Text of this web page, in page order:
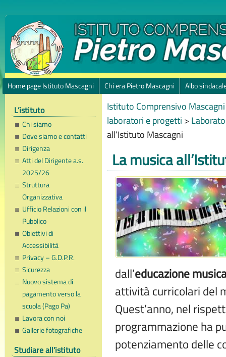
Home page Istituto Mascagni Chi era Pietro Mascagni Albo
L’istituto
Chi siamo
Dove siamo e contatti
Dirigenza
Atti del Dirigente a.s.
2025/26
Struttura
Organizzativa
Ufficio Relazioni con il
Pubblico
Obiettivi di
Accessibilità
Privacy – G.D.P.R.
Sicurezza
Nuovo sistema di
pagamento verso la
scuola (Pago Pa)
Lavora con noi
Gallerie fotografiche
Studiare all’istituto
Istituto Comprensivo
laboratori e progetti >
all’Istituto Mascagni
La musica
dall’educazione
attività curricolari del
Quest’anno, nel
programmazione ha
potenziamento delle